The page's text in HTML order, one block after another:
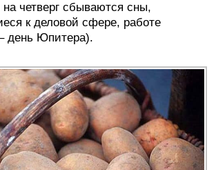
четверг сбываются сны,
к деловой сфере, работе
день Юпитера).